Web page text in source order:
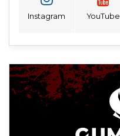
Instagram YouTube